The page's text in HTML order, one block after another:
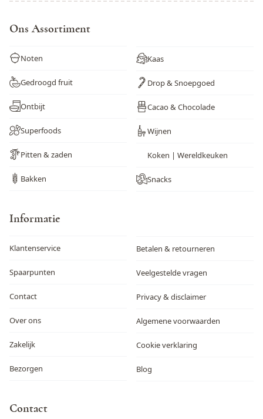
Ons Assortiment
Noten
Gedroogd fruit
Ontbijt
Superfoods
Pitten & zaden
Bakken
Kaas
Drop & Snoepgoed
Cacao & Chocolade
Wijnen
Koken | Wereldkeuken
Snacks
Informatie
Klantenservice
Spaarpunten
Contact
Over ons
Zakelijk
Bezorgen
Betalen & retourneren
Veelgestelde vragen
Privacy & disclaimer
Algemene voorwaarden
Cookie verklaring
Blog
Contact